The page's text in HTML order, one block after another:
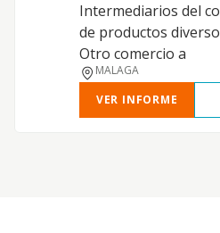
Intermediarios del
de productos
Otro comercio a
MALAGA
VER INFORME